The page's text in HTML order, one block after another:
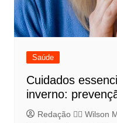
Saúde
Cuidados
inverno:
Redação 👨‍⚖️​ Wilson